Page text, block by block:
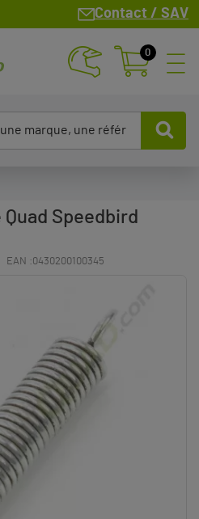
Contact / SAV
0
Speedbird
EAN :0430200100345